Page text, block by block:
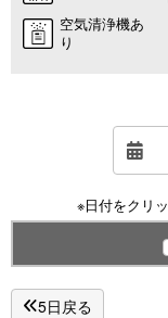
空気清浄機あ
り
※日付をクリ
5日戻る